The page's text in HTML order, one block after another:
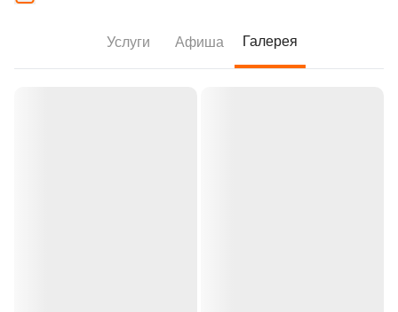
Услуги Афиша Галерея